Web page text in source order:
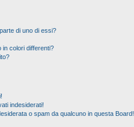
di uno di essi?
in colori differenti?
indesiderati!
o spam da qualcuno in questa Board!